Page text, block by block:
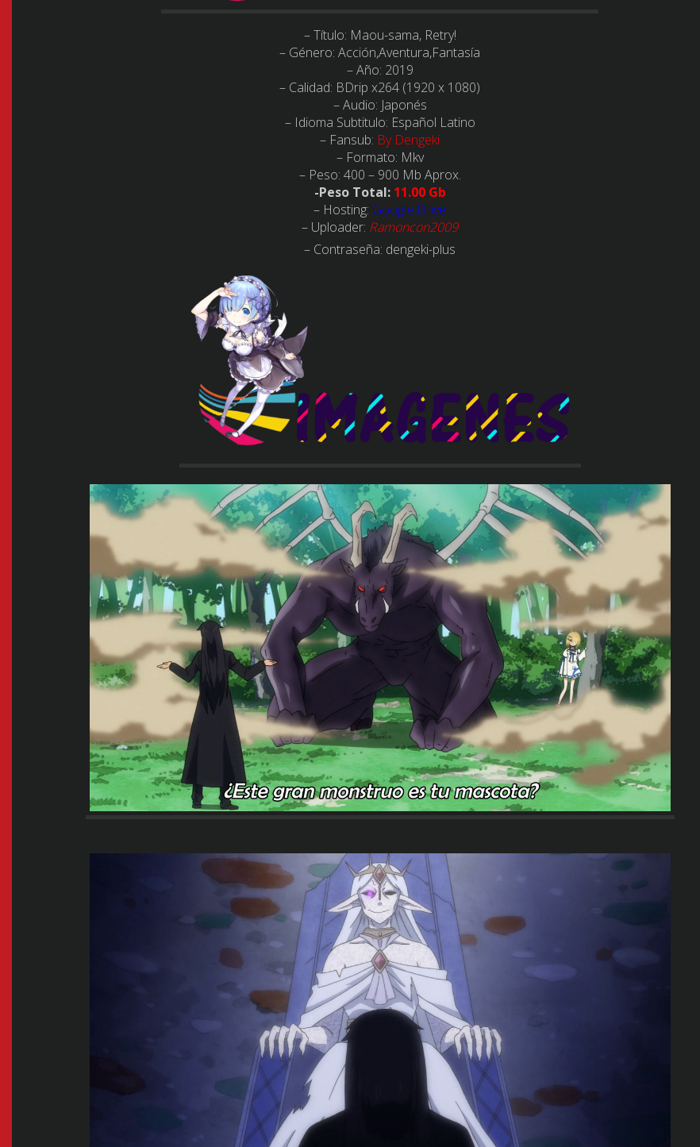
– Título: Maou-sama, Retry!
– Género:Acción,Aventura,Fantasía
– Año: 2019
– Calidad: BDrip x264 (1920 x 1080)
– Audio: Japonés
– Idioma Subtitulo: Español Latino
– Fansub: By Dengeki
– Formato: Mkv
– Peso: 400 – 900 Mb Aprox.
-Peso Total: 11.00 Gb
– Hosting: Google Drive
– Uploader: Ramoncon2009
– Contraseña: dengeki-plus